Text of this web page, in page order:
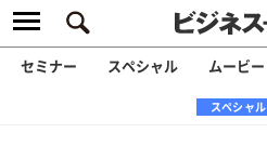
セミナー スペシャル ムービー
スペシャル